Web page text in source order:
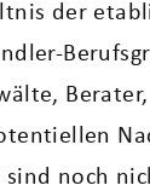
der
noch